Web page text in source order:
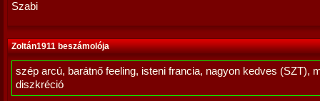
Szabi
Zoltán1911 beszámolója
szép arcú, barátnő feeling, isteni francia, nagyon kedves (SZT),
diszkréció